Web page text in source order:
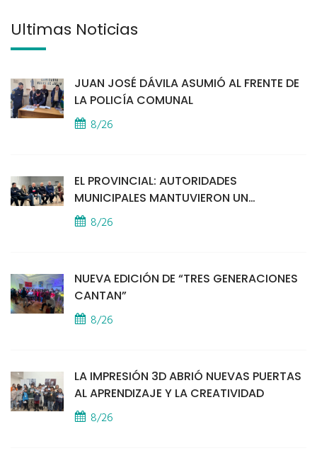
Últimas Noticias
JUAN JOSÉ DÁVILA ASUMIÓ AL FRENTE DE
LA POLICÍA COMUNAL
8/26
EL PROVINCIAL: AUTORIDADES
MUNICIPALES MANTUVIERON UN
ENCUENTRO CON VECINOS POR LA
SEGURIDAD
8/26
NUEVA EDICIÓN DE “TRES GENERACIONES
CANTAN”
8/26
LA IMPRESIÓN 3D ABRIÓ NUEVAS PUERTAS
AL APRENDIZAJE Y LA CREATIVIDAD
8/26